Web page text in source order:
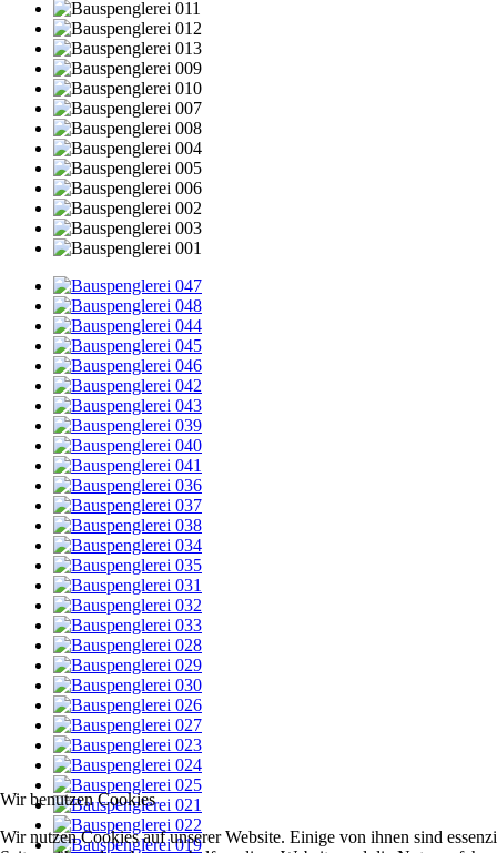
Wir benutzen Cookies
Wir nutzen Cookies auf unserer Website. Einige von ihnen sind